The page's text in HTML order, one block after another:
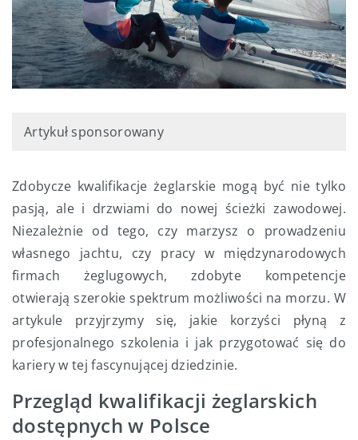
Artykuł sponsorowany
Zdobycze kwalifikacje żeglarskie mogą być nie tylko
pasją, ale i drzwiami do nowej ścieżki zawodowej.
Niezależnie od tego, czy marzysz o prowadzeniu
własnego jachtu, czy pracy w międzynarodowych
firmach żeglugowych, zdobyte kompetencje
otwierają szerokie spektrum możliwości na morzu. W
artykule przyjrzymy się, jakie korzyści płyną z
profesjonalnego szkolenia i jak przygotować się do
kariery w tej fascynującej dziedzinie.
Przegląd kwalifikacji żeglarskich
dostępnych w Polsce